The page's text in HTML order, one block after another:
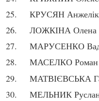
КРУСЯН
ЛОЖКІНА Олена
МАРУСЕНКО
МАСЕЛКО Роман
МАТВІЄВСЬКА
МЕЛЬНИК Руслан